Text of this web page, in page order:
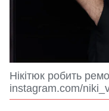
Нікітюк робить
instagram.com/